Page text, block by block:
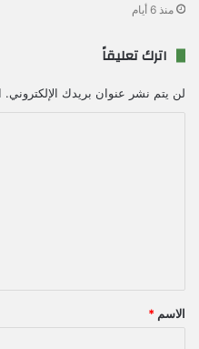
منذ 6 أيام
اترك تعليقاً
لن يتم نشر عنوان بريدك الإلكتروني.
ق
*
الاسم *